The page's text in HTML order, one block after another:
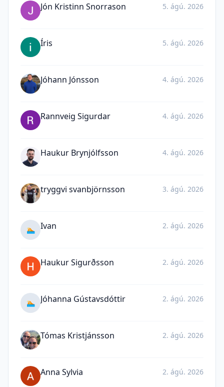
Jón Kristinn Snorrason 5. ágú. 2026
Íris 5. ágú. 2026
Jóhann Jónsson 4. ágú. 2026
Rannveig Sigurdar 4. ágú. 2026
Haukur Brynjólfsson 4. ágú. 2026
tryggvi svanbjörnsson 3. ágú. 2026
🏊 Ivan 2. ágú. 2026
Haukur Sigurðsson 2. ágú. 2026
🏊 Jóhanna Gústavsdóttir 2. ágú. 2026
Tómas Kristjánsson 2. ágú. 2026
Anna Sylvia 2. ágú. 2026